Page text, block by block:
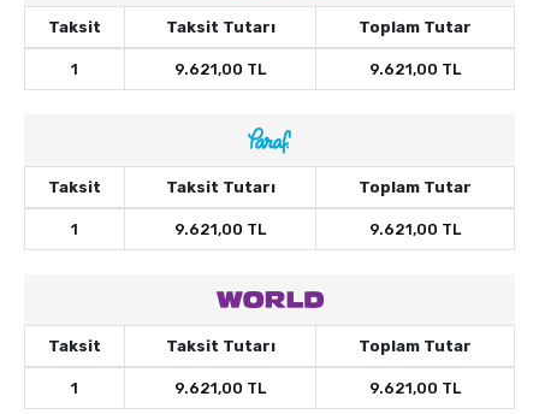
Taksit Taksit Tutarı Toplam Tutar
1 9.621,00 TL 9.621,00 TL
Taksit Taksit Tutarı Toplam Tutar
1 9.621,00 TL 9.621,00 TL
Taksit Taksit Tutarı Toplam Tutar
1 9.621,00 TL 9.621,00 TL